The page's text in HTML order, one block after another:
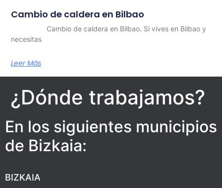
Cambio de caldera en Bilbao
Cambio de caldera en Bilbao. Si vives en Bilbao y
necesitas
Leer Más
¿Dónde trabajamos?
En los siguientes municipios
de Bizkaia:
BIZKAIA